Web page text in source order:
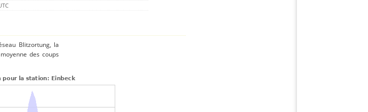
Blitzortung, la
des coups